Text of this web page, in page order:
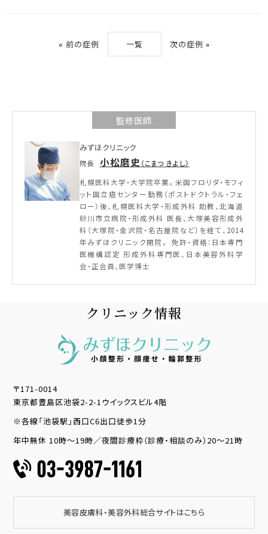
« 前の症例 一覧 次の症例 »
監修医師
みずほクリニック
院長 小松磨史 （こまつ きよし）
札幌医科大学・大学院卒業。米国フロリダ・モフィ
ット国立癌センター勤務（ポストドクトラル・フェ
ロー）後、札幌医科大学・形成外科 助教、北海道
砂川市立病院・形成外科 医長、大塚美容形成外
科（大塚院・金沢院・名古屋院など）を経て、2014
年みずほクリニック開院。 免許・資格：日本専門
医機構認定 形成外科専門医、日本美容外科学
会・正会員、医学博士
クリニック情報
〒171-0014
東京都豊島区池袋2-2-1ウイックスビル4階
※各線「池袋駅」西口C6出口徒歩1分
年中無休 10時～19時／夜間診療枠（診療・相談のみ）20～21時
美容皮膚科・美容外科総合サイトはこちら